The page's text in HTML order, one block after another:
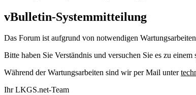
vBulletin-Systemmitteilung
Das Forum ist aufgrund von notwendigen
Bitte haben Sie Verständnis und versuchen Sie es zu einem
Während der Wartungsarbeiten sind wir per Mail unter
Ihr LKGS.net-Team